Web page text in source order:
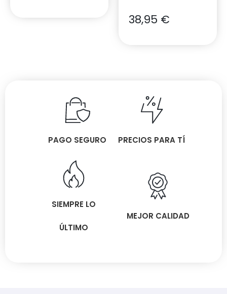
38,95 €
PAGO SEGURO PRECIOS PARA TÍ
SIEMPRE LO
ÚLTIMO
MEJOR CALIDAD